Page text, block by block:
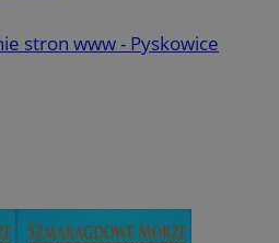
stron www - Pyskowice